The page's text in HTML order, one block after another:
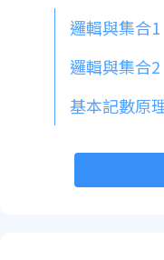
邏輯與集合1
邏輯與集合2
基本記數原